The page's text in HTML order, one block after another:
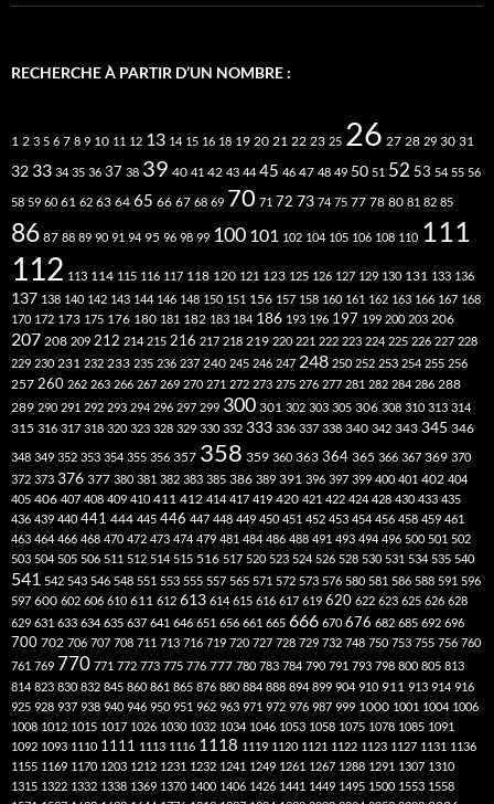
RECHERCHE À PARTIR D’UN NOMBRE :
1 2 3 5 6 7 8 9 10 11 12 13 14 15 16 18 19 20 21 22 23 25 26 27 28 29 30 31
32 33 34 35 36 37 38 39 40 41 42 43 44 45 46 47 48 49 50 51 52 53 54 55 56
58 59 60 61 62 63 64 65 66 67 68 69 70 71 72 73 74 75 77 78 80 81 82 85
86 87 88 89 90 91 94 95 96 98 99 100 101 102 104 105 106 108 110 111
112 113 114 115 116 117 118 120 121 123 125 126 127 129 130 131 133 136
137 138 140 142 143 144 146 148 150 151 156 157 158 160 161 162 163 166 167 168
170 172 173 175 176 180 181 182 183 184 186 193 196 197 199 200 203 206
207 208 209 212 214 215 216 217 218 219 220 221 222 223 224 225 226 227 228
229 230 231 232 233 235 236 237 240 245 246 247 248 250 252 253 254 255 256
257 260 262 263 266 267 269 270 271 272 273 275 276 277 281 282 284 286 288
289 290 291 292 293 294 296 297 299 300 301 302 303 305 306 308 310 313 314
315 316 317 318 320 323 328 329 330 332 333 336 337 338 340 342 343 345 346
348 349 352 353 354 355 356 357 358 359 360 363 364 365 366 367 369 370
372 373 376 377 380 381 382 383 385 386 389 391 396 397 399 400 401 402 404
405 406 407 408 409 410 411 412 414 417 419 420 421 422 424 428 430 433 435
436 439 440 441 444 445 446 447 448 449 450 451 452 453 454 456 458 459 461
463 464 466 468 470 472 473 474 479 481 484 486 488 491 493 494 496 500 501 502
503 504 505 506 511 512 514 515 516 517 520 523 524 526 528 530 531 534 535 540
541 542 543 546 548 551 553 555 557 565 571 572 573 576 580 581 586 588 591 596
597 600 602 606 610 611 612 613 614 615 616 617 619 620 622 623 625 626 628
629 631 633 634 635 637 641 646 651 656 661 665 666 670 676 682 685 692 696
700 702 706 707 708 711 713 716 719 720 727 728 729 732 748 750 753 755 756 760
761 769 770 771 772 773 775 776 777 780 783 784 790 791 793 798 800 805 813
814 823 830 832 845 860 861 865 876 880 884 888 894 899 904 910 911 913 914 916
925 928 937 938 940 946 950 951 962 963 971 972 976 987 999 1000 1001 1004 1006
1008 1012 1015 1017 1026 1030 1032 1034 1046 1053 1058 1075 1078 1085 1091
1092 1093 1110 1111 1113 1116 1118 1119 1120 1121 1122 1123 1127 1131 1136
1155 1169 1170 1203 1212 1231 1232 1241 1249 1261 1267 1288 1291 1307 1310
1315 1322 1332 1338 1369 1370 1400 1406 1426 1441 1449 1495 1500 1553 1558